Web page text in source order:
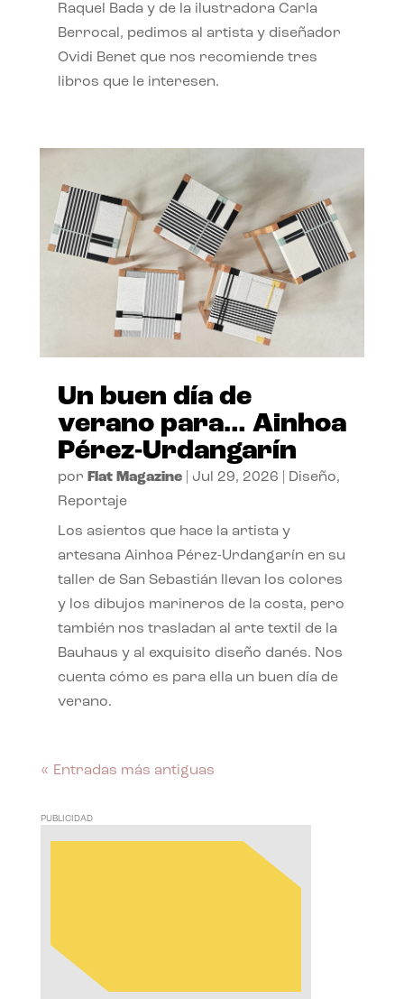
Raquel Bada y de la ilustradora Carla
Berrocal, pedimos al artista y diseñador
Ovidi Benet que nos recomiende tres
libros que le interesen.
Un buen día de
verano para… Ainhoa
Pérez-Urdangarín
por Flat Magazine| Jul 29, 2026 Diseño,
Reportaje
Los asientos que hace la artista y
artesana Ainhoa Pérez-Urdangarín en su
taller de San Sebastián llevan los colores
y los dibujos marineros de la costa, pero
también nos trasladan al arte textil de la
Bauhaus y al exquisito diseño danés. Nos
cuenta cómo es para ella un buen día de
verano.
« Entradas más antiguas
PUBLICIDAD